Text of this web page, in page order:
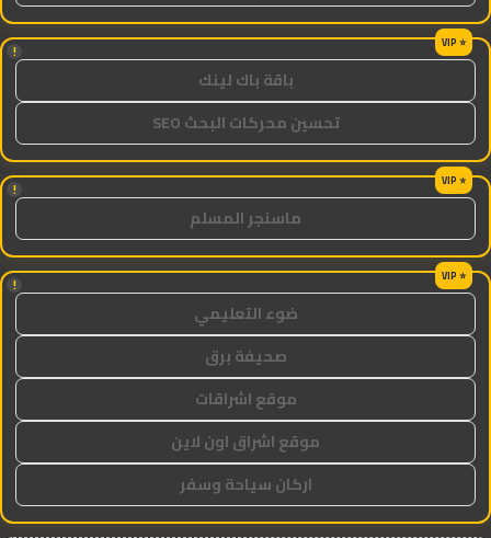
!
باقة باك لينك
تحسين محركات البحث SEO
!
ماسنجر المسلم
!
ضوء التعليمي
صحيفة برق
موقع اشراقات
موقع اشراق اون لاين
اركان سياحة وسفر